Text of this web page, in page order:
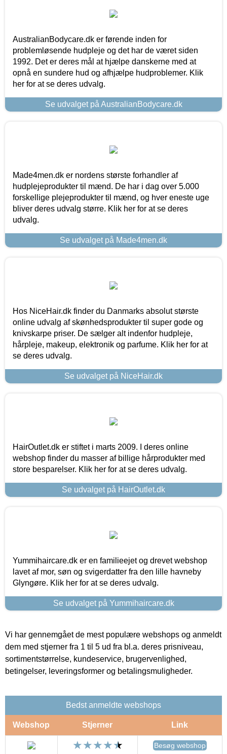
AustralianBodycare.dk er førende inden for
problemløsende hudpleje og det har de været siden
1992. Det er deres mål at hjælpe danskerne med at
opnå en sundere hud og afhjælpe hudproblemer. Klik
her for at se deres udvalg.
Se udvalget på AustralianBodycare.dk
Made4men.dk er nordens største forhandler af
hudplejeprodukter til mænd. De har i dag over 5.000
forskellige plejeprodukter til mænd, og hver eneste uge
bliver deres udvalg større. Klik her for at se deres
udvalg.
Se udvalget på Made4men.dk
Hos NiceHair.dk finder du Danmarks absolut største
online udvalg af skønhedsprodukter til super gode og
knivskarpe priser. De sælger alt indenfor hudpleje,
hårpleje, makeup, elektronik og parfume. Klik her for at
se deres udvalg.
Se udvalget på NiceHair.dk
HairOutlet.dk er stiftet i marts 2009. I deres online
webshop finder du masser af billige hårprodukter med
store besparelser. Klik her for at se deres udvalg.
Se udvalget på HairOutlet.dk
Yummihaircare.dk er en familieejet og drevet webshop
lavet af mor, søn og svigerdatter fra den lille havneby
Glyngøre. Klik her for at se deres udvalg.
Se udvalget på Yummihaircare.dk
Vi har gennemgået de mest populære webshops og anmeldt
dem med stjerner fra 1 til 5 ud fra bl.a. deres prisniveau,
sortimentstørrelse, kundeservice, brugervenlighed,
betingelser, leveringsformer og betalingsmuligheder.
Bedst anmeldte webshops
Webshop Stjerner Link
Besøg webshop